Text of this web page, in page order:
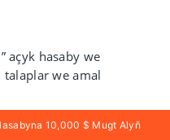
açyk hasaby we
talaplar we amal
10,000 $ Mugt Alyň